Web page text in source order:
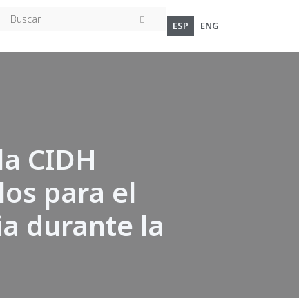
ESP ENG
CIDH
para el
durante la